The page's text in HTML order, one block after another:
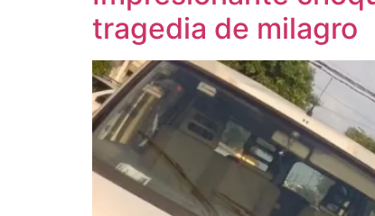
tragedia de milagro